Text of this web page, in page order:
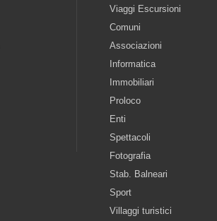
Viaggi Escursioni
Comuni
Associazioni
Informatica
Immobiliari
Proloco
Enti
Spettacoli
Fotografia
Stab. Balneari
Sport
Villaggi turistici